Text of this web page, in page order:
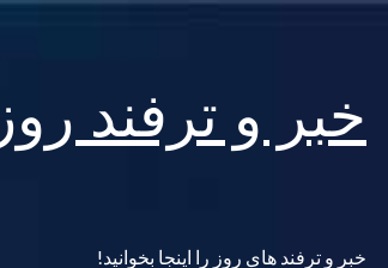
content
خبر و ترفند روز
خبر و ترفند های روز را اینجا بخوانید!